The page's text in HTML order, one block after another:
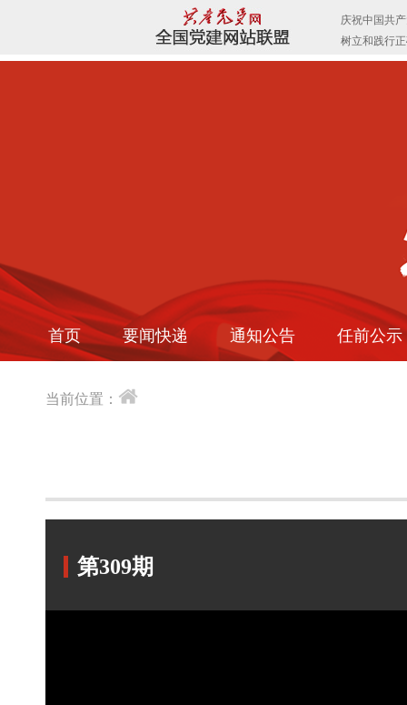
首页 要闻快递 通知公告 任前公示
当前位置：
第309期